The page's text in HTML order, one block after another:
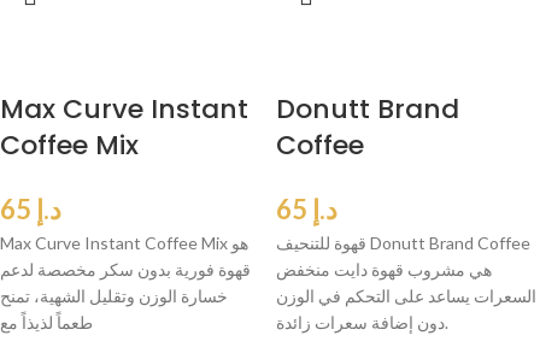
Max Curve Instant
Coffee Mix
د.إ
Max Curve Instant Coffee Mix هو
قهوة فورية بدون سكر مخصصة لدعم
خسارة الوزن وتقليل الشهية، تمنح
طعماً لذيذاً مع
Donutt Brand
Coffee
د.إ
قهوة للتنحيف Donutt Brand Coffee
هي مشروب قهوة دايت منخفض
السعرات يساعد على التحكم في الوزن
دون إضافة سعرات زائدة.